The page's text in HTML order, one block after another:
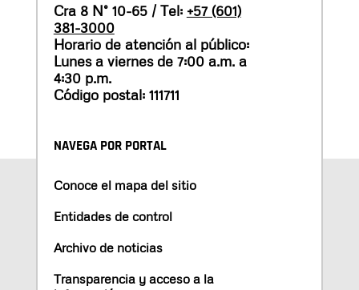
Cra 8 N° 10-65 / Tel: +57 (601)
381-3000
Horario de atención al público:
Lunes a viernes de 7:00 a.m. a
4:30 p.m.
Código postal: 111711
NAVEGA POR PORTAL
Conoce el mapa del sitio
Entidades de control
Archivo de noticias
Transparencia y acceso a la